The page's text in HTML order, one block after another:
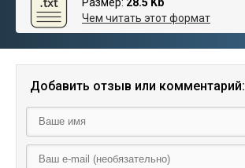
Чем читать этот формат
Добавить отзыв или комментарий: